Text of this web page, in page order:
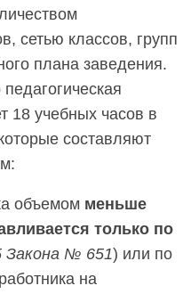
сетью классов, групп
плана заведения.
18 учебных часов в
составляют
объемом меньше
только по
Закона № 651) или по
на